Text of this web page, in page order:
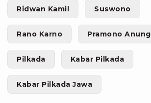
Ridwan Kamil Suswono
Rano Karno Pramono Anung
Pilkada Kabar Pilkada
Kabar Pilkada Jawa